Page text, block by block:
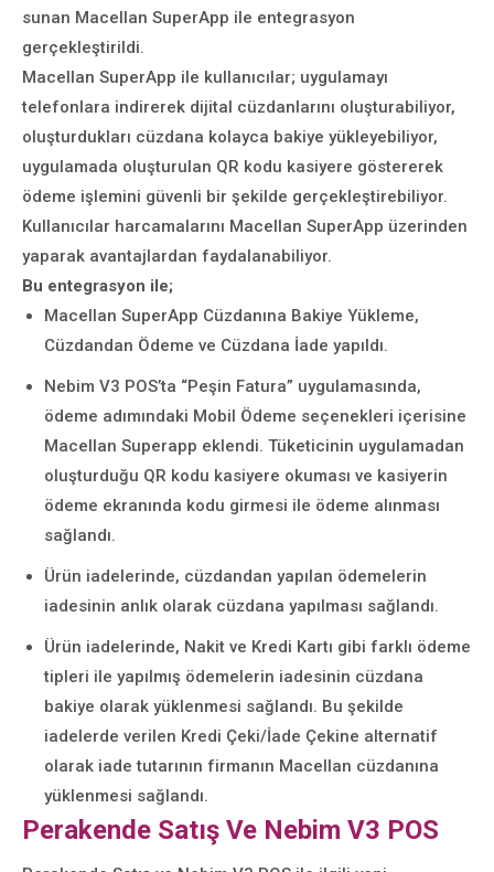
sunan Macellan SuperApp ile entegrasyon
gerçekleştirildi.
Macellan SuperApp ile kullanıcılar; uygulamayı
telefonlara indirerek dijital cüzdanlarını oluşturabiliyor,
oluşturdukları cüzdana kolayca bakiye yükleyebiliyor,
uygulamada oluşturulan QR kodu kasiyere göstererek
ödeme işlemini güvenli bir şekilde gerçekleştirebiliyor.
Kullanıcılar harcamalarını Macellan SuperApp üzerinden
yaparak avantajlardan faydalanabiliyor.
Bu entegrasyon ile;
Macellan SuperApp Cüzdanına Bakiye Yükleme,
Cüzdandan Ödeme ve Cüzdana İade yapıldı.
Nebim V3 POS’ta “Peşin Fatura” uygulamasında,
ödeme adımındaki Mobil Ödeme seçenekleri içerisine
Macellan Superapp eklendi. Tüketicinin uygulamadan
oluşturduğu QR kodu kasiyere okuması ve kasiyerin
ödeme ekranında kodu girmesi ile ödeme alınması
sağlandı.
Ürün iadelerinde, cüzdandan yapılan ödemelerin
iadesinin anlık olarak cüzdana yapılması sağlandı.
Ürün iadelerinde, Nakit ve Kredi Kartı gibi farklı ödeme
tipleri ile yapılmış ödemelerin iadesinin cüzdana
bakiye olarak yüklenmesi sağlandı. Bu şekilde
iadelerde verilen Kredi Çeki/İade Çekine alternatif
olarak iade tutarının firmanın Macellan cüzdanına
yüklenmesi sağlandı.
Perakende Satış Ve Nebim V3 POS